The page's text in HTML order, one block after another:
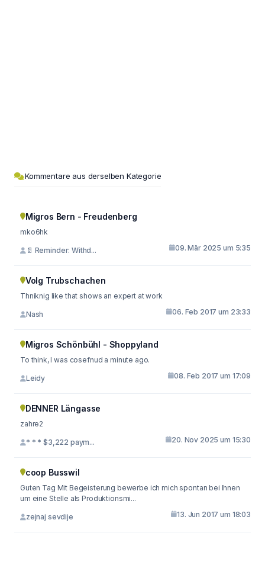
Kommentare aus derselben Kategorie
Migros Bern - Freudenberg
mko6hk
📄 Reminder: Withd... 09. Mär 2025 um 5:35
Volg Trubschachen
Thniknig like that shows an expert at work
Nash 06. Feb 2017 um 23:33
Migros Schönbühl - Shoppyland
To think, I was cosefnud a minute ago.
Leidy 08. Feb 2017 um 17:09
DENNER Längasse
zahre2
* * * $3,222 paym... 20. Nov 2025 um 15:30
coop Busswil
Guten Tag Mit Begeisterung bewerbe ich mich spontan bei Ihnen
um eine Stelle als Produktionsmi...
zejnaj sevdije 13. Jun 2017 um 18:03